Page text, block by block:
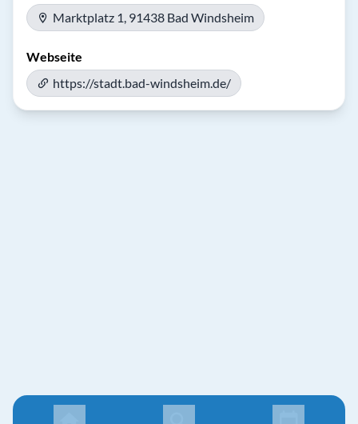
Marktplatz 1, 91438 Bad Windsheim
Webseite
https://stadt.bad-windsheim.de/